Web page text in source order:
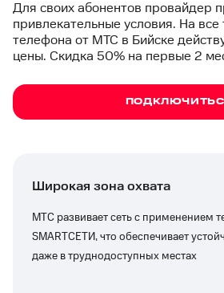
Для своих абонентов провайдер
привлекательные условия. На
телефона от МТС в Бийске
цены. Скидка 50% на первые 2
Широкая зона охвата
МТС развивает сеть с применением
SMARTСЕТИ, что обеспечивает
даже в труднодоступных местах